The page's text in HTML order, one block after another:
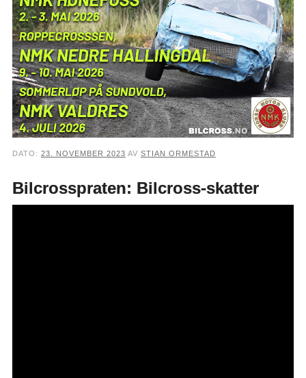
DATO: 23. NOVEMBER 2023 AV STIAN ORMESTAD
Bilcrosspraten: Bilcross-skatter